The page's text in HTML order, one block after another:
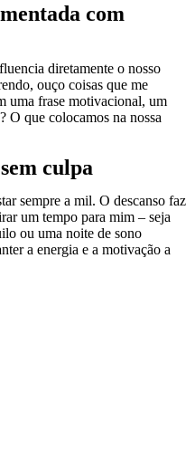
com
diretamente o nosso
ouço coisas que me
uma frase motivacional, um
O que colocamos na nossa
culpa
sempre a mil. O descanso faz
um tempo para mim – seja
ou uma noite de sono
a energia e a motivação a